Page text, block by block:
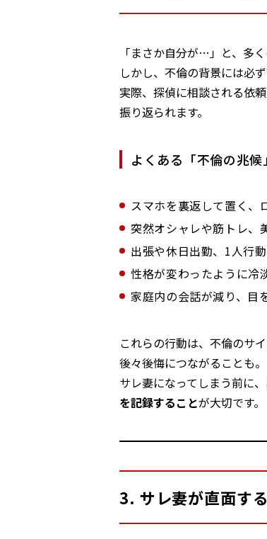
「まさか自分が…」と、多
しかし、不倫の背景には必ず
実際、探偵に相談される依
振り返られます。
よくある「不倫の兆
スマホを裏返して置く、
突然オシャレや筋トレ、
出張や休日出勤、1人行
性格が変わったように冷
家庭内の会話が減り、目
これらの行動は、不倫のサ
後々後悔につながることも。
サレ妻になってしまう前に
を記録することが大切です。
3. サレ妻が直面す